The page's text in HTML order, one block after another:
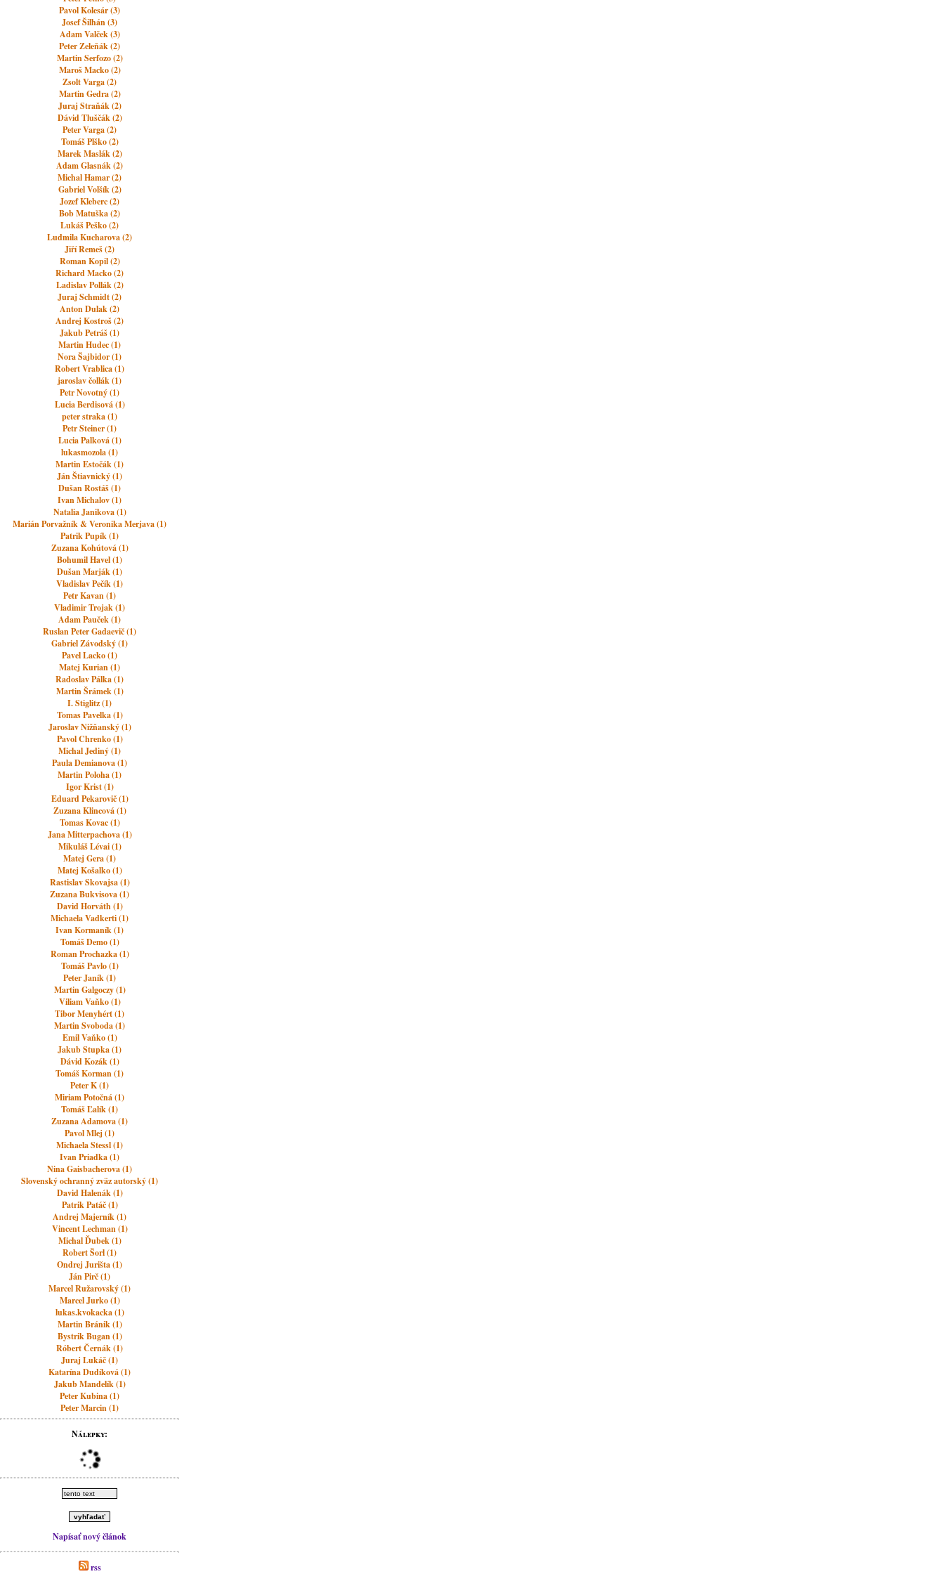
Pavol Kolesár (3)
Josef Šilhán (3)
Adam Valček (3)
Peter Zeleňák (2)
Martin Serfozo (2)
Maroš Macko (2)
Zsolt Varga (2)
Martin Gedra (2)
Juraj Straňák (2)
Dávid Tluščák (2)
Peter Varga (2)
Tomáš Plško (2)
Marek Maslák (2)
Adam Glasnák (2)
Michal Hamar (2)
Gabriel Volšík (2)
Jozef Kleberc (2)
Bob Matuška (2)
Lukáš Peško (2)
Ludmila Kucharova (2)
Jiří Remeš (2)
Roman Kopil (2)
Richard Macko (2)
Ladislav Pollák (2)
Juraj Schmidt (2)
Anton Dulak (2)
Andrej Kostroš (2)
Jakub Petráš (1)
Martin Hudec (1)
Nora Šajbidor (1)
Robert Vrablica (1)
jaroslav čollák (1)
Petr Novotný (1)
Lucia Berdisová (1)
peter straka (1)
Petr Steiner (1)
Lucia Palková (1)
lukasmozola (1)
Martin Estočák (1)
Ján Štiavnický (1)
Dušan Rostáš (1)
Ivan Michalov (1)
Natalia Janikova (1)
Marián Porvažník & Veronika Merjava (1)
Patrik Pupík (1)
Zuzana Kohútová (1)
Bohumil Havel (1)
Dušan Marják (1)
Vladislav Pečík (1)
Petr Kavan (1)
Vladimir Trojak (1)
Adam Pauček (1)
Ruslan Peter Gadaevič (1)
Gabriel Závodský (1)
Pavel Lacko (1)
Matej Kurian (1)
Radoslav Pálka (1)
Martin Šrámek (1)
I. Stiglitz (1)
Tomas Pavelka (1)
Jaroslav Nižňanský (1)
Pavol Chrenko (1)
Michal Jediný (1)
Paula Demianova (1)
Martin Poloha (1)
Igor Krist (1)
Eduard Pekarovič (1)
Zuzana Klincová (1)
Tomas Kovac (1)
Jana Mitterpachova (1)
Mikuláš Lévai (1)
Matej Gera (1)
Matej Košalko (1)
Rastislav Skovajsa (1)
Zuzana Bukvisova (1)
David Horváth (1)
Michaela Vadkerti (1)
Ivan Kormaník (1)
Tomáš Demo (1)
Roman Prochazka (1)
Tomáš Pavlo (1)
Peter Janík (1)
Martin Galgoczy (1)
Viliam Vaňko (1)
Tibor Menyhért (1)
Martin Svoboda (1)
Emil Vaňko (1)
Jakub Stupka (1)
Dávid Kozák (1)
Tomáš Korman (1)
Peter K (1)
Miriam Potočná (1)
Tomáš Ľalík (1)
Zuzana Adamova (1)
Pavol Mlej (1)
Michaela Stessl (1)
Ivan Priadka (1)
Nina Gaisbacherova (1)
Slovenský ochranný zväz autorský (1)
David Halenák (1)
Patrik Patáč (1)
Andrej Majerník (1)
Vincent Lechman (1)
Michal Ďubek (1)
Robert Šorl (1)
Ondrej Jurišta (1)
Ján Pirč (1)
Marcel Ružarovský (1)
Marcel Jurko (1)
lukas.kvokacka (1)
Martin Bránik (1)
Bystrik Bugan (1)
Róbert Černák (1)
Juraj Lukáč (1)
Katarína Dudíková (1)
Jakub Mandelík (1)
Peter Kubina (1)
Peter Marcin (1)
Nálepky:
Napísať nový článok
rss